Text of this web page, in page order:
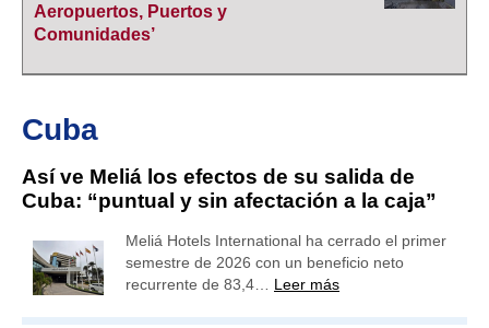
Aeropuertos, Puertos y
Comunidades’
Cuba
Así ve Meliá los efectos de su salida de
Cuba: “puntual y sin afectación a la caja”
Meliá Hotels International ha cerrado el primer
semestre de 2026 con un beneficio neto
recurrente de 83,4… Leer más